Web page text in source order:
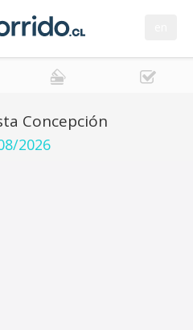
Concepción
2026